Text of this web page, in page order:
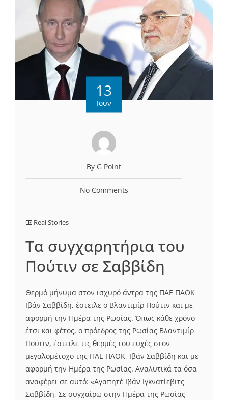
13
Ιούν
By G Point
No Comments
Real Stories
Τα συγχαρητήρια του
Πούτιν σε Σαββίδη
Θερμό μήνυμα στον ισχυρό άντρα της ΠΑΕ ΠΑΟΚ
Ιβάν Σαββίδη, έστειλε ο Βλαντιμίρ Πούτιν και με
αφορμή την Ημέρα της Ρωσίας. Όπως κάθε χρόνο
έτσι και φέτος, ο πρόεδρος της Ρωσίας Βλαντιμίρ
Πούτιν, έστειλε τις θερμές του ευχές στον
μεγαλομέτοχο της ΠΑΕ ΠΑΟΚ, Ιβάν Σαββίδη και με
αφορμή την Ημέρα της Ρωσίας. Αναλυτικά τα όσα
αναφέρει σε αυτό: «Αγαπητέ Ιβάν Ιγκνατίεβιτς
Σαββίδη, Σε συγχαίρω στην Ημέρα της Ρωσίας